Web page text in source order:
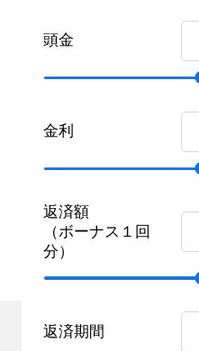
頭金
金利
返済額
（ボーナス１回
分）
返済期間